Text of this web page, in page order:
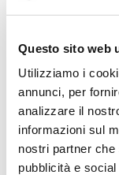
Questo sito web
Utilizziamo i
annunci, per
analizzare il
informazioni sul
nostri partner
pubblicità e